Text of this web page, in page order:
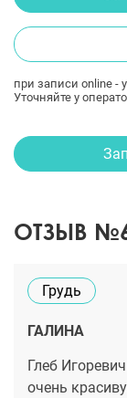
при записи online -
Уточняйте у
ОТЗЫВ
Грудь
ГАЛИНА
Глеб
очень